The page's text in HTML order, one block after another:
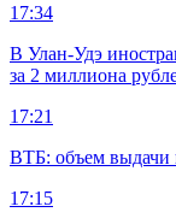
17:34
В Улан-Удэ
за 2 миллиона
17:21
ВТБ: объем выдачи
17:15